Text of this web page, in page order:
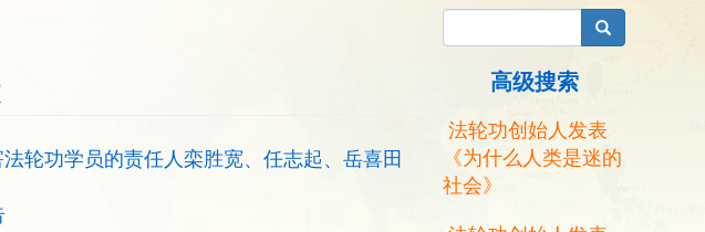
轮功学员的责任人栾胜宽、任志起、岳喜田
搜索
高级搜索
法轮功创始人发表
《为什么人类是迷的
社会》